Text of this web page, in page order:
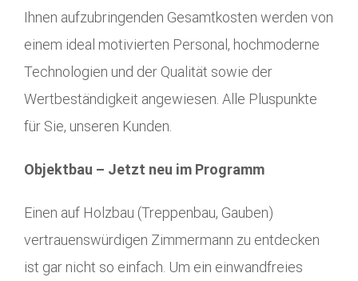
Ihnen aufzubringenden Gesamtkosten werden von
einem ideal motivierten Personal, hochmoderne
Technologien und der Qualität sowie der
Wertbeständigkeit angewiesen. Alle Pluspunkte
für Sie, unseren Kunden.
Objektbau – Jetzt neu im Programm
Einen auf Holzbau (Treppenbau, Gauben)
vertrauenswürdigen Zimmermann zu entdecken
ist gar nicht so einfach. Um ein einwandfreies